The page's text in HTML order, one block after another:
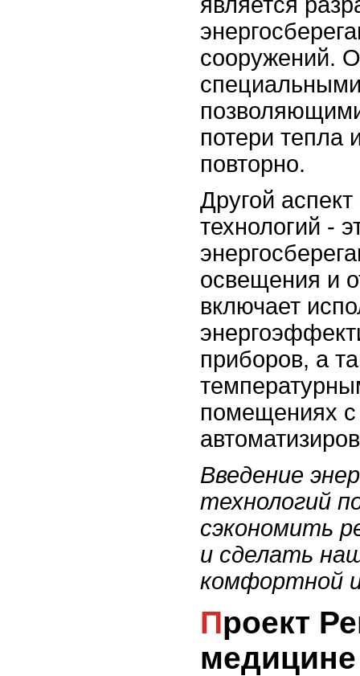
сооружений.
потери тепла
повторно.
Другой
технологий -
освещения и
включает
приборов, а
помещениях
Введение
технологий
сэкономить
и сделать
комфортной
Проект Революция в
медицине